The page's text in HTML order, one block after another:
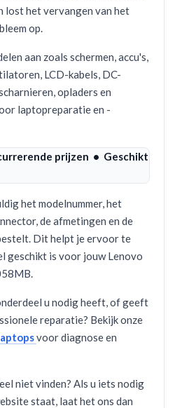
lost het vervangen van het
op.
aan zoals schermen, accu's,
LCD-kabels, DC-
opladers en
laptopreparatie en -
prijzen • Geschikt
het modelnummer, het
de afmetingen en de
Dit helpt je ervoor te
geschikt is voor jouw Lenovo
u nodig heeft, of geeft
reparatie? Bekijk onze
voor diagnose en
niet vinden? Als u iets nodig
staat, laat het ons dan